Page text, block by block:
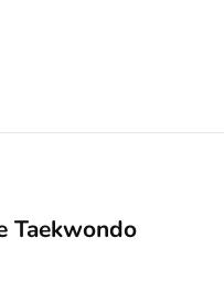
Taekwondo